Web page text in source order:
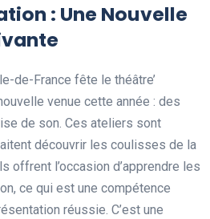
: Une Nouvelle
de-France fête le théâtre’
venue cette année : des
de son. Ces ateliers sont
découvrir les coulisses de la
offrent l’occasion d’apprendre les
ce qui est une compétence
réussie. C’est une